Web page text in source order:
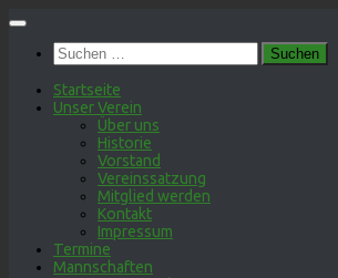
Zum
springenSuchen
nach:
Startseite
Unser Verein
Über uns
Historie
Vorstand
Vereinssatzung
Mitglied werden
Kontakt
Impressum
Termine
Mannschaften